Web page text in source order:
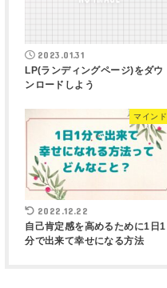
2023.01.31
LP(ランディングページ)をダウ
ンロードしよう
マインド
2022.12.22
自己肯定感を高めるために1日1
分で出来て幸せになる方法